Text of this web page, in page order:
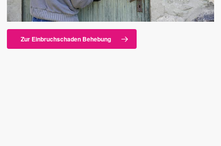
Zur Einbruchschaden Behebung